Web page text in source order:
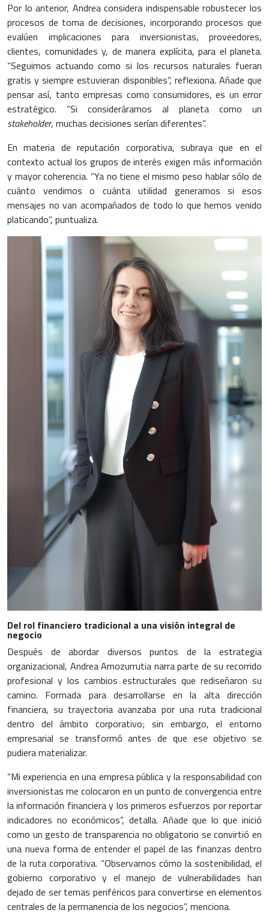
Por lo anterior, Andrea considera indispensable robustecer los
procesos de toma de decisiones, incorporando procesos que
evalúen implicaciones para inversionistas, proveedores,
clientes, comunidades y, de manera explícita, para el planeta.
“Seguimos actuando como si los recursos naturales fueran
gratis y siempre estuvieran disponibles”, reflexiona. Añade que
pensar así, tanto empresas como consumidores, es un error
estratégico. “Si consideráramos al planeta como un
stakeholder, muchas decisiones serían diferentes”.
En materia de reputación corporativa, subraya que en el
contexto actual los grupos de interés exigen más información
y mayor coherencia. “Ya no tiene el mismo peso hablar sólo de
cuánto vendimos o cuánta utilidad generamos si esos
mensajes no van acompañados de todo lo que hemos venido
platicando”, puntualiza.
Del rol financiero tradicional a una visión integral de
negocio
Después de abordar diversos puntos de la estrategia
organizacional, Andrea Amozurrutia narra parte de su recorrido
profesional y los cambios estructurales que rediseñaron su
camino. Formada para desarrollarse en la alta dirección
financiera, su trayectoria avanzaba por una ruta tradicional
dentro del ámbito corporativo; sin embargo, el entorno
empresarial se transformó antes de que ese objetivo se
pudiera materializar.
“Mi experiencia en una empresa pública y la responsabilidad con
inversionistas me colocaron en un punto de convergencia entre
la información financiera y los primeros esfuerzos por reportar
indicadores no económicos”, detalla. Añade que lo que inició
como un gesto de transparencia no obligatorio se convirtió en
una nueva forma de entender el papel de las finanzas dentro
de la ruta corporativa. “Observamos cómo la sostenibilidad, el
gobierno corporativo y el manejo de vulnerabilidades han
dejado de ser temas periféricos para convertirse en elementos
centrales de la permanencia de los negocios”, menciona.